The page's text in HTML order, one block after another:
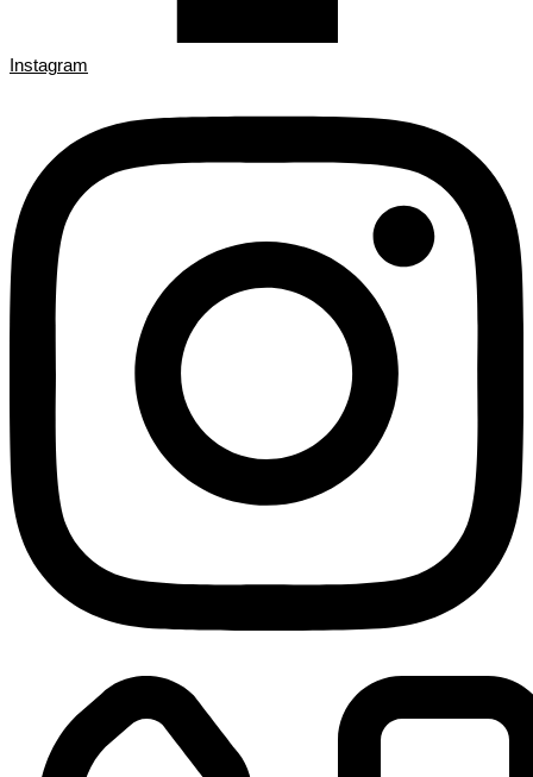
Instagram